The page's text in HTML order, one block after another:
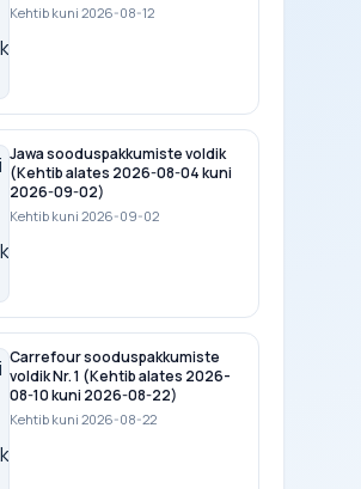
Kehtib kuni 2026-08-12
Jawa sooduspakkumiste voldik
(Kehtib alates 2026-08-04 kuni
2026-09-02)
Kehtib kuni 2026-09-02
Carrefour sooduspakkumiste
voldik Nr. 1 (Kehtib alates 2026-
08-10 kuni 2026-08-22)
Kehtib kuni 2026-08-22